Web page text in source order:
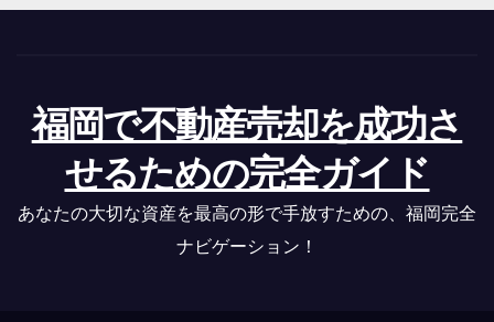
福岡で不動産売却を成功さ
せるための完全ガイド
あなたの大切な資産を最高の形で手放すための、福岡完全
ナビゲーション！